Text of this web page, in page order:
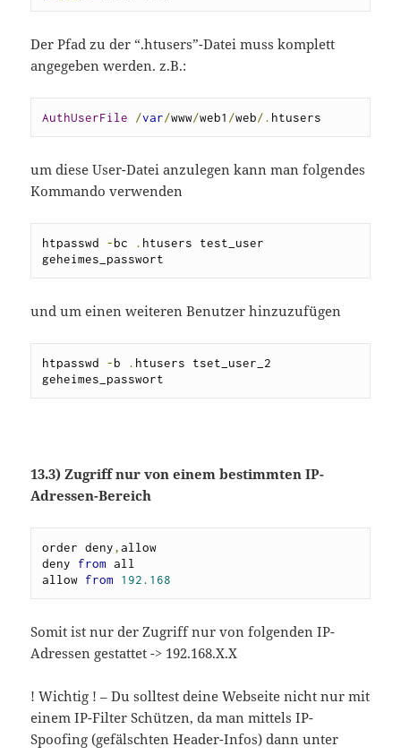
Der Pfad zu der “.htusers”-Datei muss komplett
angegeben werden. z.B.:
AuthUserFile /var/www/web1 /web/. htusers
um diese User-Datei anzulegen kann man folgendes
Kommando verwenden
htpasswd -bc . htusers test_user
geheimes_passwort
und um einen weiteren Benutzer hinzuzufügen
htpasswd -b . htusers tset_user_2
geheimes_passwort
13.3) Zugriff nur von einem bestimmten IP-
Adressen-Bereich
order deny,allow
deny from all
allow from 192.168
Somit ist nur der Zugriff nur von folgenden IP-
Adressen gestattet -> 192.168.X.X
! Wichtig ! – Du solltest deine Webseite nicht nur mit
einem IP-Filter Schützen, da man mittels IP-
Spoofing (gefälschten Header-Infos) dann unter